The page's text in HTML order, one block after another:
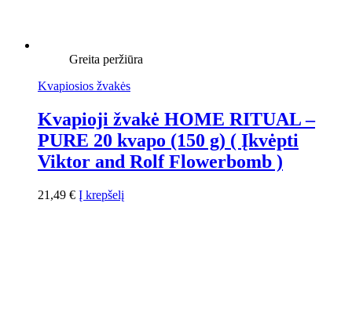
Greita peržiūra
Kvapiosios žvakės
Kvapioji žvakė HOME RITUAL –
PURE 20 kvapo (150 g) ( Įkvėpti
Viktor and Rolf Flowerbomb )
21,49 € Į krepšelį